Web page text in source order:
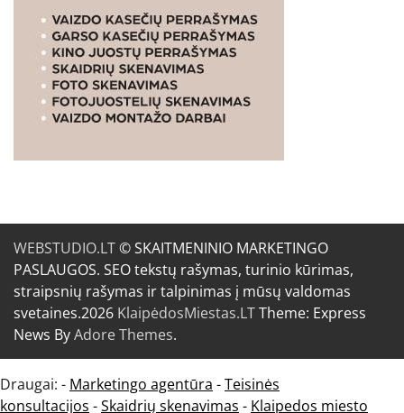
WEBSTUDIO.LT© SKAITMENINIO MARKETINGO
PASLAUGOS. SEO tekstų rašymas, turinio kūrimas,
straipsnių rašymas ir talpinimas į mūsų valdomas
svetaines.2026 KlaipėdosMiestas.LTTheme: Express
News ByAdore Themes.
Draugai: - Marketingo agentūra -Teisinės
konsultacijos -Skaidrių skenavimas - Klaipedos miesto